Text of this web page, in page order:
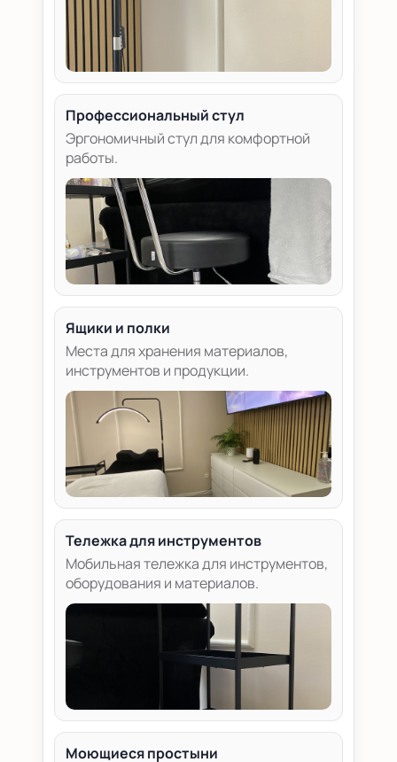
Профессиональный стул
Эргономичный стул для комфортной
работы.
Ящики и полки
Места для хранения материалов,
инструментов и продукции.
Тележка для инструментов
Мобильная тележка для инструментов,
оборудования и материалов.
Моющиеся простыни